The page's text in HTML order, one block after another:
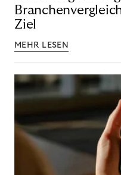
Ziel
MEHR LESEN